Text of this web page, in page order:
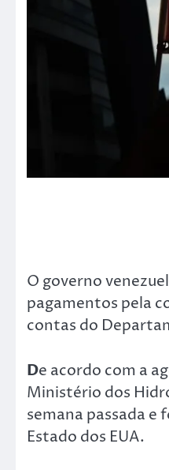
O governo
pagamentos pela
contas do
De acordo com a
Ministério dos
semana passada e
Estado dos EUA.